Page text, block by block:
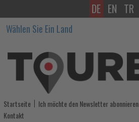
Astana
fasziniert
mit
futuristischer
Architektur
DE EN TR
Wählen Sie Ein Land
Startseite Ich möchte den Newsletter abonnieren
Kontakt